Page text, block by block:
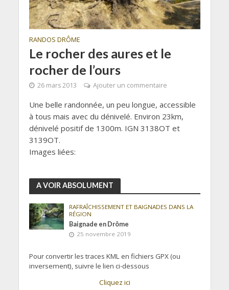
RANDOS DRÔME
Le rocher des aures et le
rocher de l’ours
26 mars 2013 Ajouter un commentaire
Une belle randonnée, un peu longue, accessible
à tous mais avec du dénivelé. Environ 23km,
dénivelé positif de 1300m. IGN 3138OT et
3139OT.
Images liées:
A VOIR ABSOLUMENT
RAFRAÎCHISSEMENT ET BAIGNADES DANS LA
RÉGION
Baignade en Drôme
25 novembre 2019
Pour convertir les traces KML en fichiers GPX (ou
inversement), suivre le lien ci-dessous
Cliquez ici